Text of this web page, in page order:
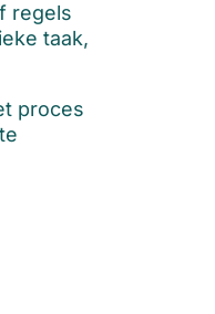
regels
taak,
proces